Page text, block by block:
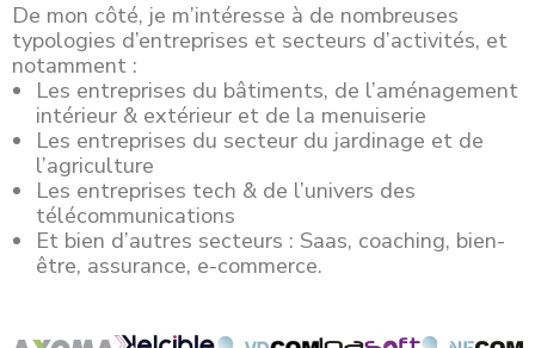
De mon côté, je m’intéresse à de nombreuses
typologies d’entreprises et secteurs d’activités, et
notamment :
Les entreprises du bâtiments, de l’aménagement
intérieur & extérieur et de la menuiserie
Les entreprises du secteur du jardinage et de
l’agriculture
Les entreprises tech & de l’univers des
télécommunications
Et bien d’autres secteurs : Saas, coaching, bien-
être, assurance, e-commerce.